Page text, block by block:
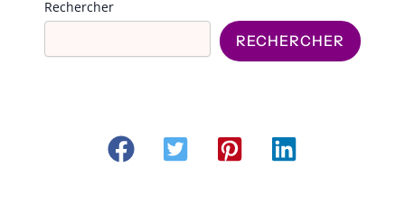
Rechercher
RECHERCHER